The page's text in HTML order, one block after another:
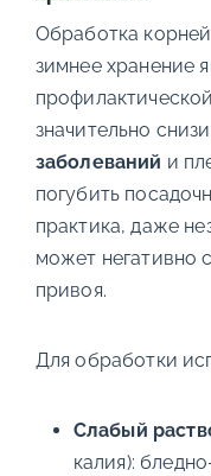
Обработка
зимнее хранение
значительно
заболеваний и
погубить
практика, даже
может негативно
привоя.
Для обработки
Слабый
калия):